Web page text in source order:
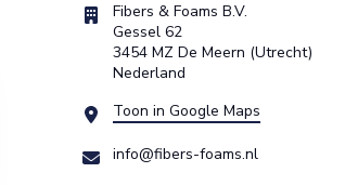
Fibers & Foams B.V.
Gessel 62
3454 MZ De Meern (Utrecht)
Nederland
Toon in Google Maps
info@fibers-foams.nl